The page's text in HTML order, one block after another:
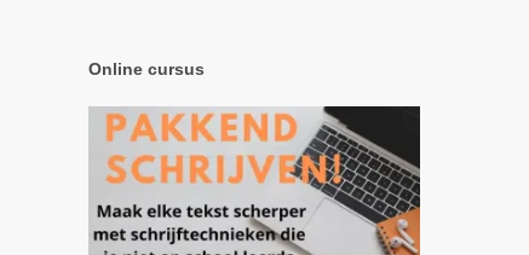
Online cursus